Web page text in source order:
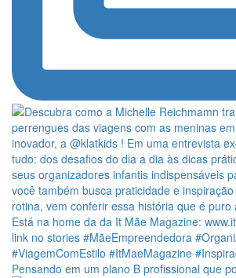
Pensando em um plano B profissional que